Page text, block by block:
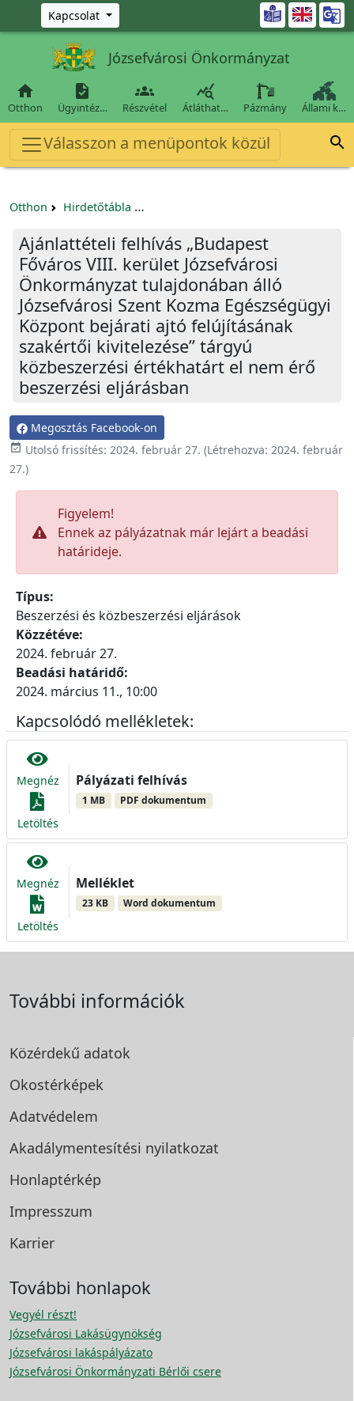
Ugrás a fő tartalomra
Kapcsolat 
Józsefvárosi Önkormányzat

Otthon

Ügyintéz…

Részvétel

Átláthat… Pázmány Állami k…
Válasszon a menüpontok közül 
Otthon Hirdetőtábla
Ajánlattételi felhívás „Budapest
Főváros VIII. kerület Józsefvárosi
Önkormányzat tulajdonában álló
Józsefvárosi Szent Kozma Egészségügyi
Központ bejárati ajtó felújításának
szakértői kivitelezése” tárgyú
közbeszerzési értékhatárt el nem érő
beszerzési eljárásban
Megosztás Facebook-on
 Utolsó frissítés: 2024. február 27. (Létrehozva: 2024. február
27.)
Figyelem!
Ennek az pályázatnak már lejárt a beadási
határideje.
Típus:
Beszerzési és közbeszerzési eljárások
Közzétéve:
2024. február 27.
Beadási határidő:
2024. március 11., 10:00
Kapcsolódó mellékletek:
Megnéz
Letöltés
Pályázati felhívás
1 MB PDF dokumentum
Megnéz
Letöltés
Melléklet
23 KB Word dokumentum
További információk
Közérdekű adatok
Okostérképek
Adatvédelem
Akadálymentesítési nyilatkozat
Honlaptérkép
Impresszum
Karrier
További honlapok
Vegyél részt!
Józsefvárosi Lakásügynökség
Józsefvárosi lakáspályázato
Józsefvárosi Önkormányzati Bérlői csere